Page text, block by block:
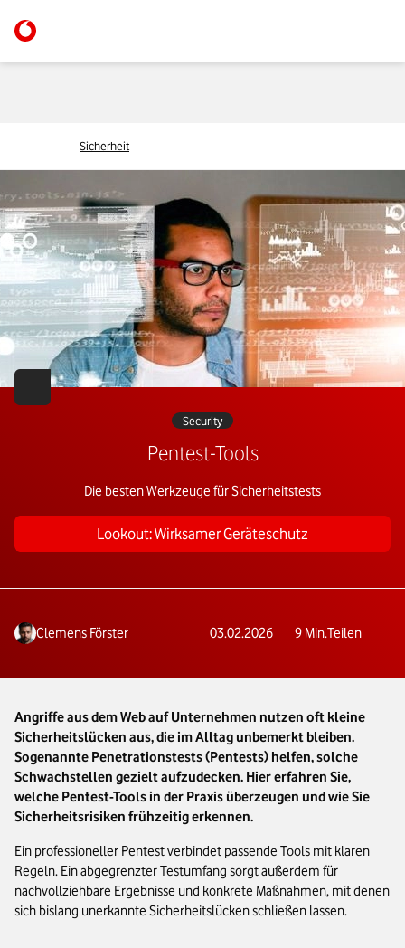
Sicherheit
Security
Pentest-Tools
Die besten Werkzeuge für Sicherheitstests
Lookout: Wirksamer Geräteschutz
Clemens Förster 03.02.2026 9 Min.Teilen
Angriffe aus dem Web auf Unternehmen nutzen oft kleine
Sicherheitslücken aus, die im Alltag unbemerkt bleiben.
Sogenannte Penetrationstests (Pentests) helfen, solche
Schwachstellen gezielt aufzudecken. Hier erfahren Sie,
welche Pentest-Tools in der Praxis überzeugen und wie Sie
Sicherheitsrisiken frühzeitig erkennen.
Ein professioneller Pentest verbindet passende Tools mit klaren
Regeln. Ein abgegrenzter Testumfang sorgt außerdem für
nachvollziehbare Ergebnisse und konkrete Maßnahmen, mit denen
sich bislang unerkannte Sicherheitslücken schließen lassen.